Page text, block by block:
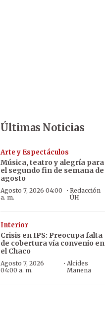
Últimas Noticias
Arte y Espectáculos
Música, teatro y alegría para
el segundo fin de semana de
agosto
Agosto 7, 2026 04:00
a. m.
· Redacción
ÚH
Interior
Crisis en IPS: Preocupa falta
de cobertura vía convenio en
el Chaco
Agosto 7, 2026
04:00 a. m.
·Alcides
Manena